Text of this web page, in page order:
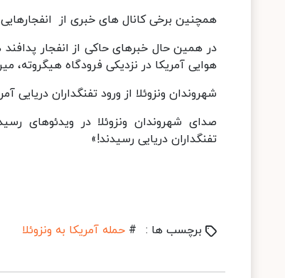
همچنین برخی کانال های خبری از
در همین حال خبرهای حاکی از انفجار
هوایی آمریکا در نزدیکی فرودگاه هیگروته،
شهروندان ونزوئلا از ورود تفنگداران دریایی
صدای شهروندان ونزوئلا در ویدئوهای
تفنگداران دریایی رسیدند!»
برچسب ها : # حمله آمریکا به ونزوئلا